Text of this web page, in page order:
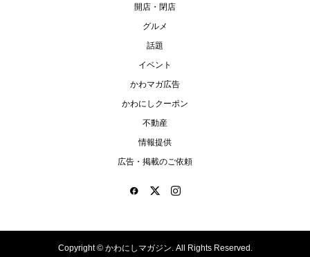
開店・閉店
グルメ
話題
イベント
かわマガ広告
かわにしクーポン
不動産
情報提供
広告・掲載のご依頼
Copyright ©かわにしマガジン. All Rights Reserved.